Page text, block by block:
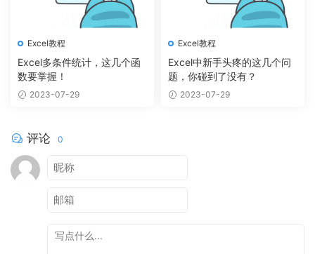
Excel教程
Excel多条件统计，这几个函
数要掌握！
2023-07-29
Excel教程
Excel中新手头疼的这几个问
题，你碰到了没有？
2023-07-29
评论 0